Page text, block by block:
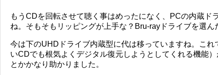
もうCDを回転させて聴く事はめったになく、PCの内蔵ド
ね。そもそもリッピングが上手な？Bru-rayドライブを選ん
今は下のUHDドライブ内蔵型に代は移っていますね。こ
いCDでも根気よくデジタル復元しようとしてくれる機能
とかかなり助かりました。